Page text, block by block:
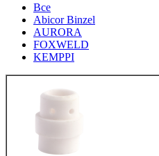
Все
Abicor Binzel
AURORA
FOXWELD
KEMPPI